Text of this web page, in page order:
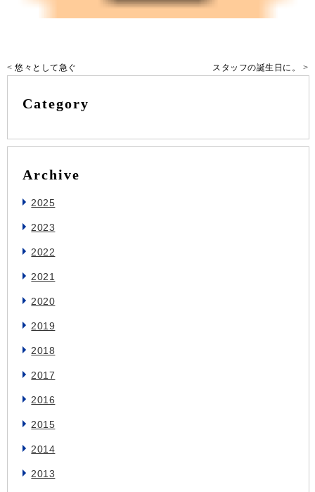
< 悠々として急ぐ スタッフの誕生日に。 >
Category
Archive
2025
2023
2022
2021
2020
2019
2018
2017
2016
2015
2014
2013